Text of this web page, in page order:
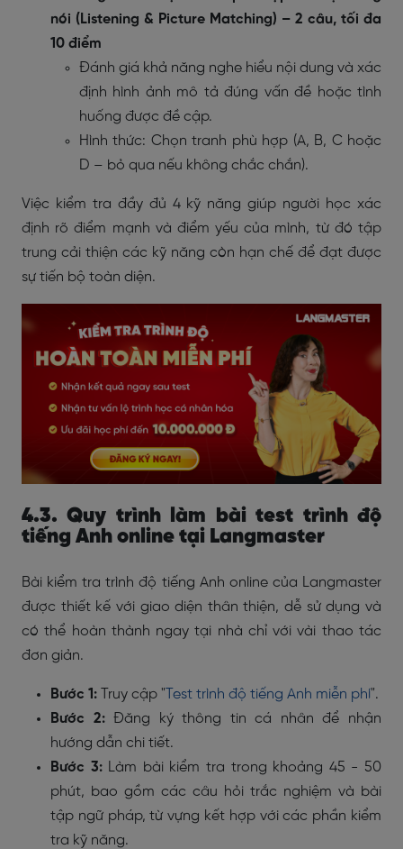
nói (Listening & Picture Matching) – 2 câu, tối đa
10 điểm
Đánh giá khả năng nghe hiểu nội dung và xác
định hình ảnh mô tả đúng vấn đề hoặc tình
huống được đề cập.
Hình thức: Chọn tranh phù hợp (A, B, C hoặc
D – bỏ qua nếu không chắc chắn).
Việc kiểm tra đầy đủ 4 kỹ năng giúp người học xác
định rõ điểm mạnh và điểm yếu của mình, từ đó tập
trung cải thiện các kỹ năng còn hạn chế để đạt được
sự tiến bộ toàn diện.
4.3. Quy trình làm bài test trình độ
tiếng Anh online tại Langmaster
Bài kiểm tra trình độ tiếng Anh online của Langmaster
được thiết kế với giao diện thân thiện, dễ sử dụng và
có thể hoàn thành ngay tại nhà chỉ với vài thao tác
đơn giản.
Bước 1: Truy cập " Test trình độ tiếng Anh miễn phí".
Bước 2:Đăng ký thông tin cá nhân để nhận
hướng dẫn chi tiết.
Bước 3: Làm bài kiểm tra trong khoảng 45 - 50
phút, bao gồm các câu hỏi trắc nghiệm và bài
tập ngữ pháp, từ vựng kết hợp với các phần kiểm
tra kỹ năng.